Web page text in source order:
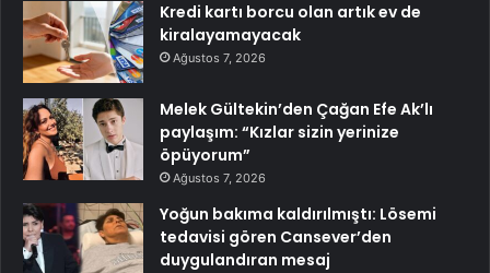
Kredi kartı borcu olan artık ev de
kiralayamayacak
Ağustos 7, 2026
Melek Gültekin’den Çağan Efe Ak’lı
paylaşım: “Kızlar sizin yerinize
öpüyorum”
Ağustos 7, 2026
Yoğun bakıma kaldırılmıştı: Lösemi
tedavisi gören Cansever’den
duygulandıran mesaj